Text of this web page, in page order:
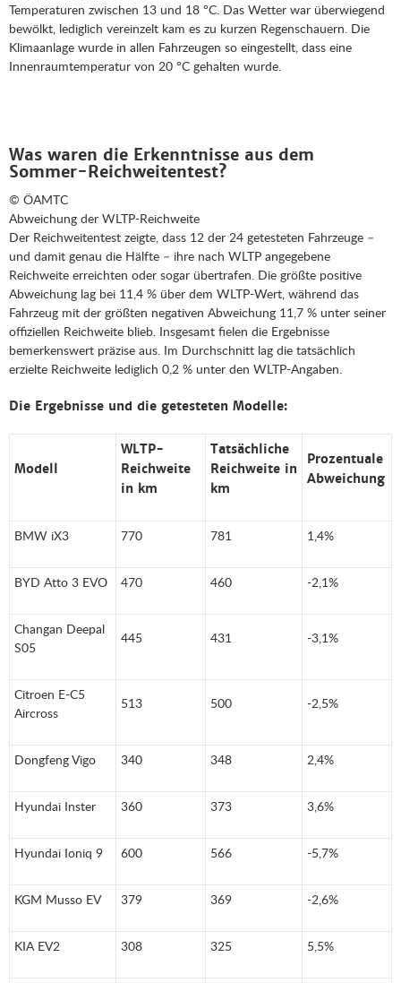
Temperaturen zwischen 13 und 18 °C. Das Wetter war überwiegend
bewölkt, lediglich vereinzelt kam es zu kurzen Regenschauern. Die
Klimaanlage wurde in allen Fahrzeugen so eingestellt, dass eine
Innenraumtemperatur von 20 °C gehalten wurde.
Was waren die Erkenntnisse aus dem
Sommer-Reichweitentest?
© ÖAMTC
Abweichung der WLTP-Reichweite
Der Reichweitentest zeigte, dass 12 der 24 getesteten Fahrzeuge –
und damit genau die Hälfte – ihre nach WLTP angegebene
Reichweite erreichten oder sogar übertrafen. Die größte positive
Abweichung lag bei 11,4 % über dem WLTP-Wert, während das
Fahrzeug mit der größten negativen Abweichung 11,7 % unter seiner
offiziellen Reichweite blieb. Insgesamt fielen die Ergebnisse
bemerkenswert präzise aus. Im Durchschnitt lag die tatsächlich
erzielte Reichweite lediglich 0,2 % unter den WLTP-Angaben.
Die Ergebnisse und die getesteten Modelle:
Modell
WLTP-
Reichweite
in km
Tatsächliche
Reichweite in
km
Prozentuale
Abweichung
BMW iX3 770 781 1,4%
BYD Atto 3 EVO 470 460 -2,1%
Changan Deepal
S05
445 431 -3,1%
Citroen E-C5
Aircross
513 500 -2,5%
Dongfeng Vigo 340 348 2,4%
Hyundai Inster 360 373 3,6%
Hyundai Ioniq 9 600 566 -5,7%
KGM Musso EV 379 369 -2,6%
KIA EV2 308 325 5,5%